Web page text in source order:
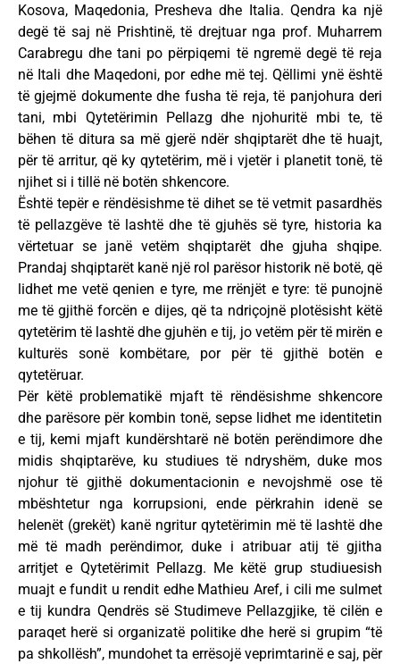
Kosova, Maqedonia, Presheva dhe Italia. Qendra ka një
degë të saj në Prishtinë, të drejtuar nga prof. Muharrem
Carabregu dhe tani po përpiqemi të ngremë degë të reja
në Itali dhe Maqedoni, por edhe më tej. Qëllimi ynë është
të gjejmë dokumente dhe fusha të reja, të panjohura deri
tani, mbi Qytetërimin Pellazg dhe njohuritë mbi te, të
bëhen të ditura sa më gjerë ndër shqiptarët dhe të huajt,
për të arritur, që ky qytetërim, më i vjetër i planetit tonë, të
njihet si i tillë në botën shkencore.
Është tepër e rëndësishme të dihet se të vetmit pasardhës
të pellazgëve të lashtë dhe të gjuhës së tyre, historia ka
vërtetuar se janë vetëm shqiptarët dhe gjuha shqipe.
Prandaj shqiptarët kanë një rol parësor historik në botë, që
lidhet me vetë qenien e tyre, me rrënjët e tyre: të punojnë
me të gjithë forcën e dijes, që ta ndriçojnë plotësisht këtë
qytetërim të lashtë dhe gjuhën e tij, jo vetëm për të mirën e
kulturës sonë kombëtare, por për të gjithë botën e
qytetëruar.
Për këtë problematikë mjaft të rëndësishme shkencore
dhe parësore për kombin tonë, sepse lidhet me identitetin
e tij, kemi mjaft kundërshtarë në botën perëndimore dhe
midis shqiptarëve, ku studiues të ndryshëm, duke mos
njohur të gjithë dokumentacionin e nevojshmë ose të
mbështetur nga korrupsioni, ende përkrahin idenë se
helenët (grekët) kanë ngritur qytetërimin më të lashtë dhe
më të madh perëndimor, duke i atribuar atij të gjitha
arritjet e Qytetërimit Pellazg. Me këtë grup studiuesish
muajt e fundit u rendit edhe Mathieu Aref, i cili me sulmet
e tij kundra Qendrës së Studimeve Pellazgjike, të cilën e
paraqet herë si organizatë politike dhe herë si grupim “të
pa shkollësh”, mundohet ta errësojë veprimtarinë e saj, për